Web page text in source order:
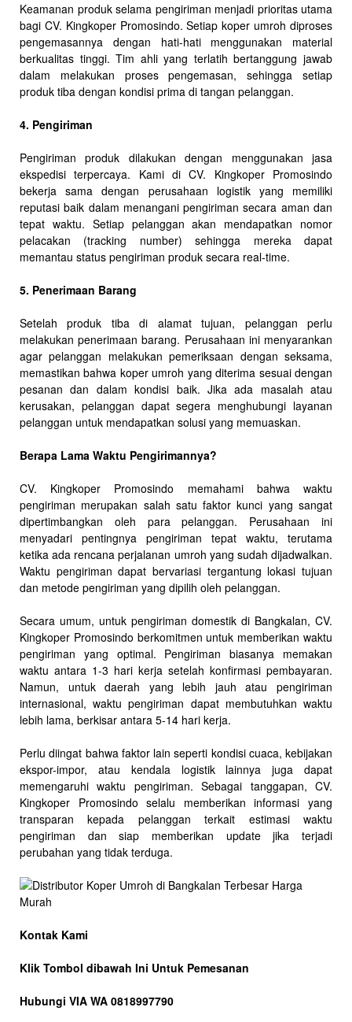
Keamanan produk selama pengiriman menjadi prioritas utama
bagi CV. Kingkoper Promosindo. Setiap koper umroh diproses
pengemasannya dengan hati-hati menggunakan material
berkualitas tinggi. Tim ahli yang terlatih bertanggung jawab
dalam melakukan proses pengemasan, sehingga setiap
produk tiba dengan kondisi prima di tangan pelanggan.
4. Pengiriman
Pengiriman produk dilakukan dengan menggunakan jasa
ekspedisi terpercaya. Kami di CV. Kingkoper Promosindo
bekerja sama dengan perusahaan logistik yang memiliki
reputasi baik dalam menangani pengiriman secara aman dan
tepat waktu. Setiap pelanggan akan mendapatkan nomor
pelacakan (tracking number) sehingga mereka dapat
memantau status pengiriman produk secara real-time.
5. Penerimaan Barang
Setelah produk tiba di alamat tujuan, pelanggan perlu
melakukan penerimaan barang. Perusahaan ini menyarankan
agar pelanggan melakukan pemeriksaan dengan seksama,
memastikan bahwa koper umroh yang diterima sesuai dengan
pesanan dan dalam kondisi baik. Jika ada masalah atau
kerusakan, pelanggan dapat segera menghubungi layanan
pelanggan untuk mendapatkan solusi yang memuaskan.
Berapa Lama Waktu Pengirimannya?
CV. Kingkoper Promosindo memahami bahwa waktu
pengiriman merupakan salah satu faktor kunci yang sangat
dipertimbangkan oleh para pelanggan. Perusahaan ini
menyadari pentingnya pengiriman tepat waktu, terutama
ketika ada rencana perjalanan umroh yang sudah dijadwalkan.
Waktu pengiriman dapat bervariasi tergantung lokasi tujuan
dan metode pengiriman yang dipilih oleh pelanggan.
Secara umum, untuk pengiriman domestik di Bangkalan, CV.
Kingkoper Promosindo berkomitmen untuk memberikan waktu
pengiriman yang optimal. Pengiriman biasanya memakan
waktu antara 1-3 hari kerja setelah konfirmasi pembayaran.
Namun, untuk daerah yang lebih jauh atau pengiriman
internasional, waktu pengiriman dapat membutuhkan waktu
lebih lama, berkisar antara 5-14 hari kerja.
Perlu diingat bahwa faktor lain seperti kondisi cuaca, kebijakan
ekspor-impor, atau kendala logistik lainnya juga dapat
memengaruhi waktu pengiriman. Sebagai tanggapan, CV.
Kingkoper Promosindo selalu memberikan informasi yang
transparan kepada pelanggan terkait estimasi waktu
pengiriman dan siap memberikan update jika terjadi
perubahan yang tidak terduga.
Kontak Kami
Klik Tombol dibawah Ini Untuk Pemesanan
Hubungi VIA WA 0818997790